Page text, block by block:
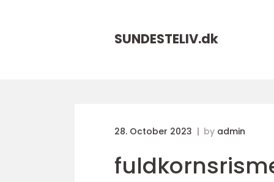
SUNDESTELIV.dk
28. October 2023 by admin